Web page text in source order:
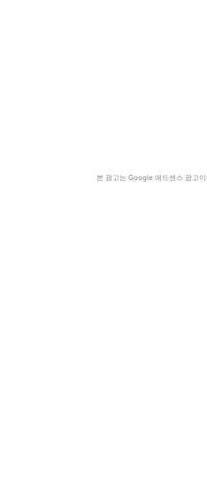
본 광고는 Google 애드센스 광고